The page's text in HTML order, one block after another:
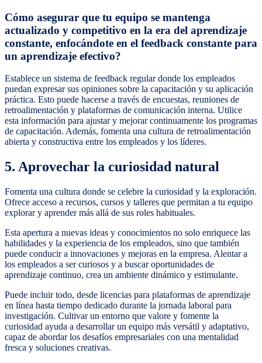
Cómo asegurar que tu equipo se mantenga
actualizado y competitivo en la era del aprendizaje
constante, enfocándote en el feedback constante para
un aprendizaje efectivo?
Establece un sistema de feedback regular donde los empleados
puedan expresar sus opiniones sobre la capacitación y su aplicación
práctica. Esto puede hacerse a través de encuestas, reuniones de
retroalimentación y plataformas de comunicación interna. Utilice
esta información para ajustar y mejorar continuamente los programas
de capacitación. Además, fomenta una cultura de retroalimentación
abierta y constructiva entre los empleados y los líderes.
5. Aprovechar la curiosidad natural
Fomenta una cultura donde se celebre la curiosidad y la exploración.
Ofrece acceso a recursos, cursos y talleres que permitan a tu equipo
explorar y aprender más allá de sus roles habituales.
Esta apertura a nuevas ideas y conocimientos no solo enriquece las
habilidades y la experiencia de los empleados, sino que también
puede conducir a innovaciones y mejoras en la empresa. Alentar a
los empleados a ser curiosos y a buscar oportunidades de
aprendizaje continuo, crea un ambiente dinámico y estimulante.
Puede incluir todo, desde licencias para plataformas de aprendizaje
en línea hasta tiempo dedicado durante la jornada laboral para
investigación. Cultivar un entorno que valore y fomente la
curiosidad ayuda a desarrollar un equipo más versátil y adaptativo,
capaz de abordar los desafíos empresariales con una mentalidad
fresca y soluciones creativas.